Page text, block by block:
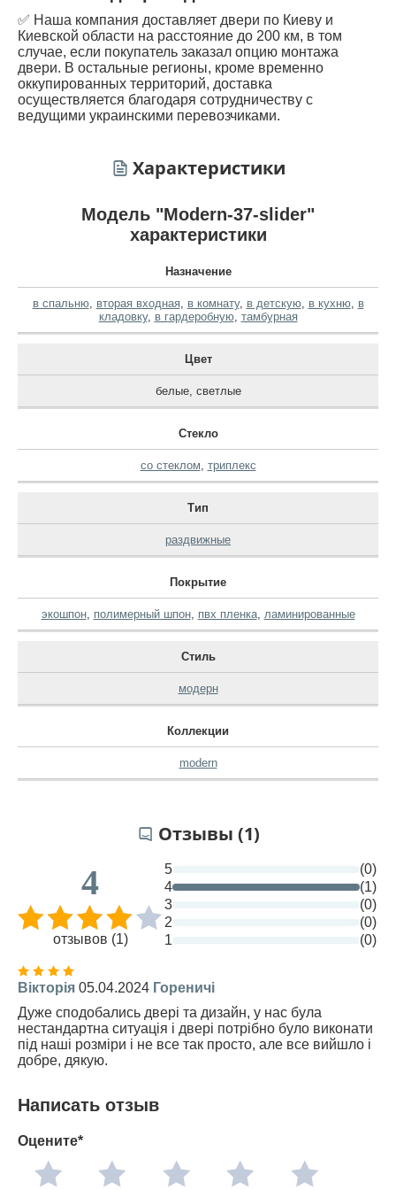
✅ Наша компания доставляет двери по Киеву и
Киевской области на расстояние до 200 км, в том
случае, если покупатель заказал опцию монтажа
двери. В остальные регионы, кроме временно
оккупированных территорий, доставка
осуществляется благодаря сотрудничеству с
ведущими украинскими перевозчиками.
Характеристики
Модель "Modern-37-slider"
характеристики
Назначение
в спальню, вторая входная, в комнату, в детскую, в кухню, в
кладовку, в гардеробную, тамбурная
Цвет
белые, светлые
Стекло
со стеклом триплекс
Тип
раздвижные
Покрытие
экошпон, полимерный шпон, пвх пленка, ламинированные
Стиль
модерн
Коллекции
modern
Отзывы (1)
4
отзывов (1)
5
(0)
4
(1)
3
(0)
2
(0)
1
(0)
Вікторія 05.04.2024 Гореничі
Дуже сподобались двері та дизайн, у нас була
нестандартна ситуація і двері потрібно було виконати
під наші розміри і не все так просто, але все вийшло і
добре, дякую.
Написать отзыв
Оцените*